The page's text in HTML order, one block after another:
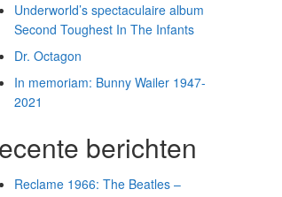
Underworld’s spectaculaire album
Second Toughest In The Infants
Dr. Octagon
In memoriam: Bunny Wailer 1947-
2021
berichten
Reclame 1966: The Beatles –